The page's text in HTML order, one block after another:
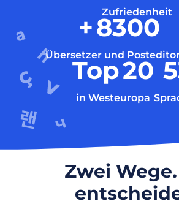
Zufriedenheit
+8300
Übersetzer und
Top20
in Westeuropa
Zwei